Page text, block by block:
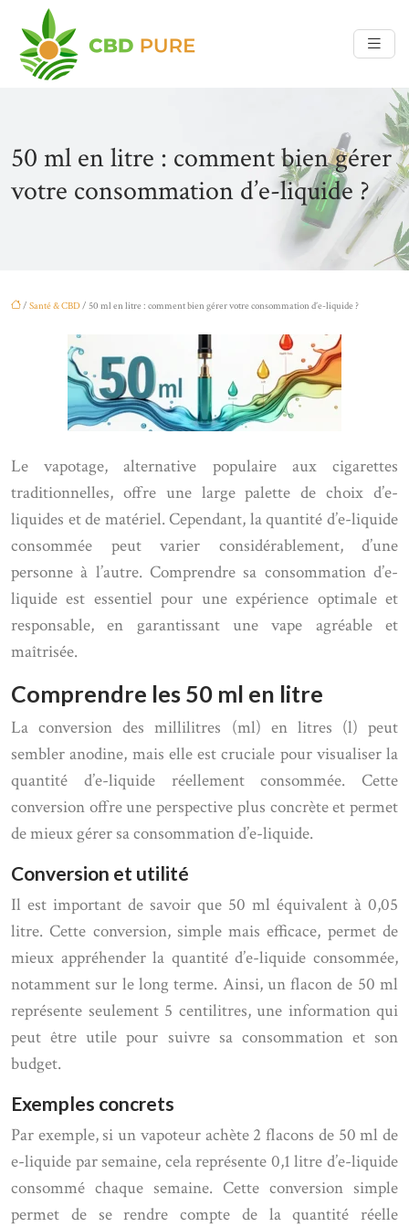
50 ml en litre : comment bien gérer
votre consommation d’e-liquide ?
/ Santé & CBD/ 50 ml en litre : comment bien gérer votre consommation d’e-liquide ?
Le vapotage, alternative populaire aux cigarettes
traditionnelles, offre une large palette de choix d’e-
liquides et de matériel. Cependant, la quantité d’e-liquide
consommée peut varier considérablement, d’une
personne à l’autre. Comprendre sa consommation d’e-
liquide est essentiel pour une expérience optimale et
responsable, en garantissant une vape agréable et
maîtrisée.
Comprendre les 50 ml en litre
La conversion des millilitres (ml) en litres (l) peut
sembler anodine, mais elle est cruciale pour visualiser la
quantité d’e-liquide réellement consommée. Cette
conversion offre une perspective plus concrète et permet
de mieux gérer sa consommation d’e-liquide.
Conversion et utilité
Il est important de savoir que 50 ml équivalent à 0,05
litre. Cette conversion, simple mais efficace, permet de
mieux appréhender la quantité d’e-liquide consommée,
notamment sur le long terme. Ainsi, un flacon de 50 ml
représente seulement 5 centilitres, une information qui
peut être utile pour suivre sa consommation et son
budget.
Exemples concrets
Par exemple, si un vapoteur achète 2 flacons de 50 ml de
e-liquide par semaine, cela représente 0,1 litre d’e-liquide
consommé chaque semaine. Cette conversion simple
permet de se rendre compte de la quantité réelle